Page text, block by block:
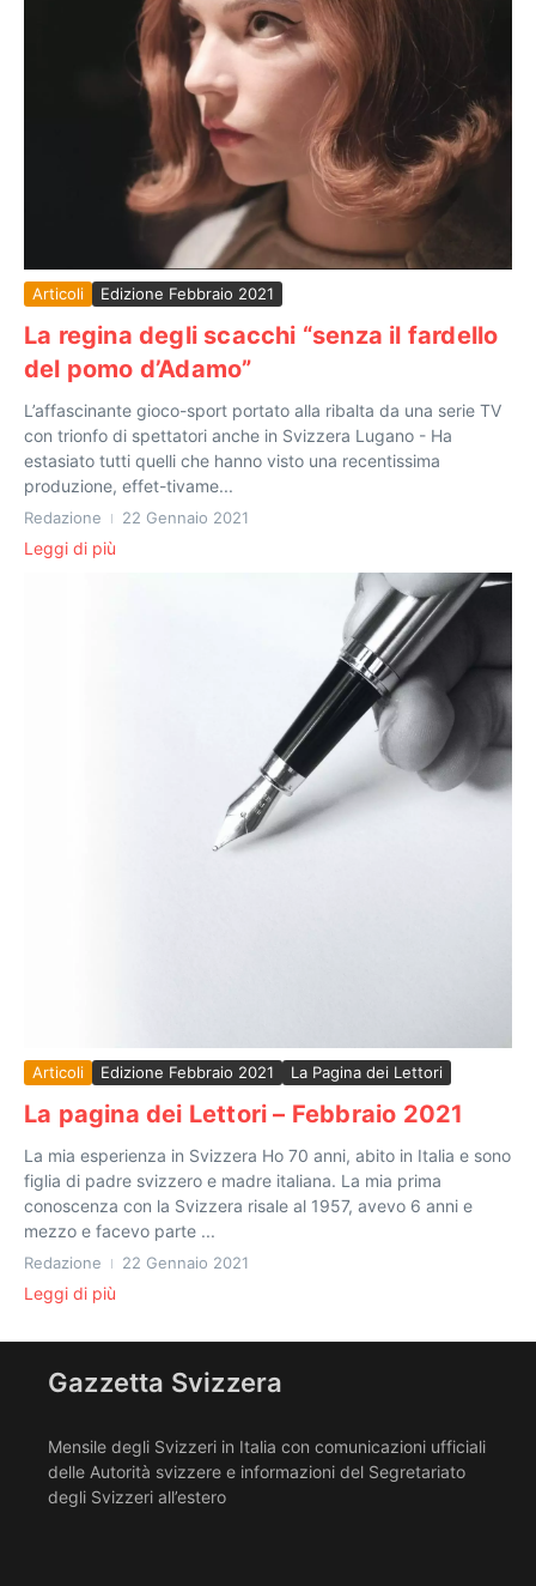
Articoli Edizione Febbraio 2021
La regina degli scacchi “senza il fardello
del pomo d’Adamo”
L’affascinante gioco-sport portato alla ribalta da una serie TV
con trionfo di spettatori anche in Svizzera Lugano - Ha
estasiato tutti quelli che hanno visto una recentissima
produzione, effet-tivame...
Redazione 22 Gennaio 2021
Leggi di più
Articoli Edizione Febbraio 2021 La Pagina dei Lettori
La pagina dei Lettori – Febbraio 2021
La mia esperienza in Svizzera Ho 70 anni, abito in Italia e sono
figlia di padre svizzero e madre italiana. La mia prima
conoscenza con la Svizzera risale al 1957, avevo 6 anni e
mezzo e facevo parte ...
Redazione 22 Gennaio 2021
Leggi di più
Gazzetta Svizzera
Mensile degli Svizzeri in Italia con comunicazioni ufficiali
delle Autorità svizzere e informazioni del Segretariato
degli Svizzeri all’estero